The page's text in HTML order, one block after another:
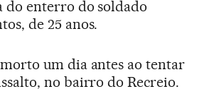
do enterro do soldado
de 25 anos.
um dia antes ao tentar
no bairro do Recreio.